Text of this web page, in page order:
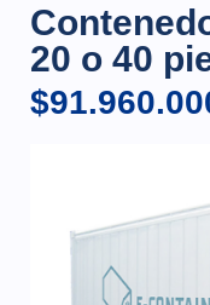
20 o 40
$